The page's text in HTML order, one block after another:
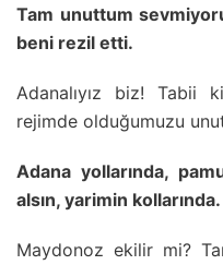
Tam unuttum
beni rezil etti.
Adanalıyız biz! Tabii
rejimde olduğumuzu
Adana yollarında,
alsın, yarimin kollarında.
Maydonoz ekilir mi?